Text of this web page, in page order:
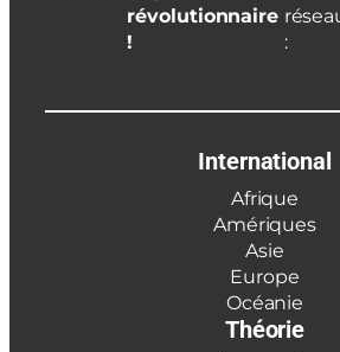
révolutionnaire
!
:
International
Afrique
Amériques
Asie
Europe
Océanie
Théorie